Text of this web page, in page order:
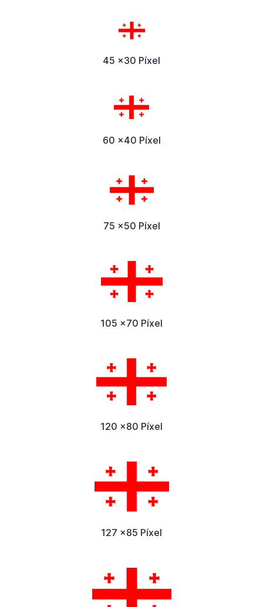
45 x30 Píxel
60 x40 Píxel
75 x50 Píxel
105 x70 Píxel
120 x80 Píxel
127 x85 Píxel